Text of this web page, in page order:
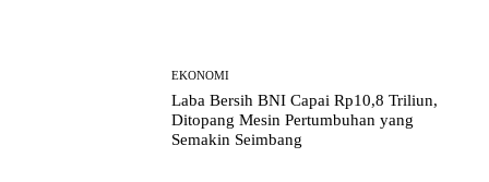
EKONOMI
Laba Bersih BNI Capai Rp10,8 Triliun,
Ditopang Mesin Pertumbuhan yang
Semakin Seimbang